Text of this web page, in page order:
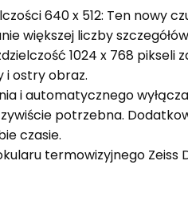
640 x 512: Ten nowy
większej liczby
1024 x 768
i ostry obraz.
i automatycznego
potrzebna.
czasie.
termowizyjnego Zeiss